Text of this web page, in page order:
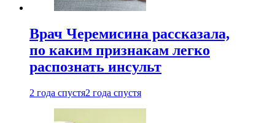
Врач Черемисина рассказала,
по каким признакам легко
распознать инсульт
2 года спустя2 года спустя